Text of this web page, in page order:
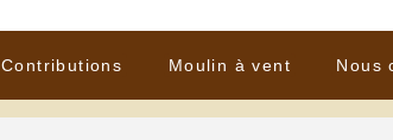
Contributions Moulin à vent Nous